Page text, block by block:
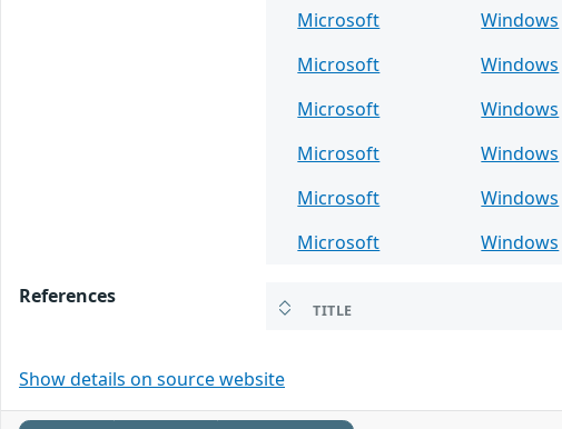
Microsoft
Windows
Microsoft
Windows
Microsoft
Windows
Microsoft
Windows
Microsoft
Windows
Microsoft
Windows
References
TITLE
Show details on source website